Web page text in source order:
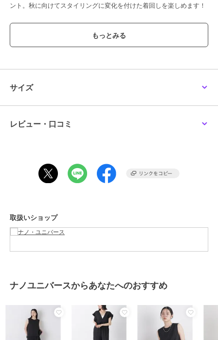
ント。秋に向けてスタイリングに変化を付けた着回しを楽しめます！
■デザイン
・上下バランスで綺麗にスタイルよく見えるようなシルエットに拘っ
たセットアップ
・Vの開きと細い紐でバックコンシャスなポイントを付けた一着
・サイドにはスラッシュポケット付き
ライン
・洗濯機使用可
ブルー
・身体のラインを拾いにくいストンと落ちたシルエット
【推奨サイズ】
XSサイズ: 154-158cm
Sサイズ: 154-158cm
Mサイズ: 158-162cm
サイズ
レビュー・口コミ
取扱いショップ
ナノユニバースからあなたへのおすすめ